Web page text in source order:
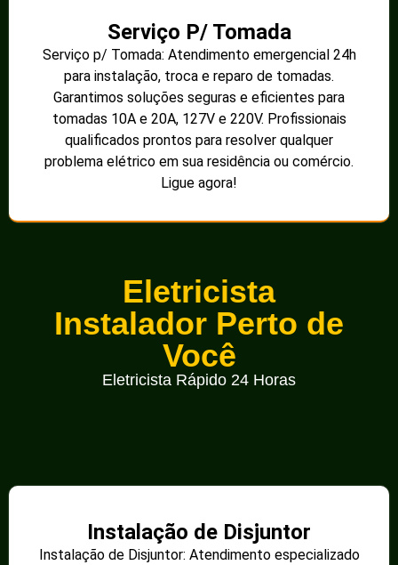
Serviço P/ Tomada
Serviço p/ Tomada: Atendimento emergencial 24h
para instalação, troca e reparo de tomadas.
Garantimos soluções seguras e eficientes para
tomadas 10A e 20A, 127V e 220V. Profissionais
qualificados prontos para resolver qualquer
problema elétrico em sua residência ou comércio.
Ligue agora!
Eletricista
Instalador Perto de
Você
Eletricista Rápido 24 Horas
Instalação de Disjuntor
Instalação de Disjuntor: Atendimento especializado